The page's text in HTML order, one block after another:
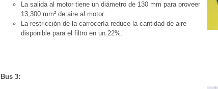
La salida al motor tiene un diámetro de 130 mm para proveer
13,300 mm² de aire al motor.
La restricción de la carrocería reduce la cantidad de aire
disponible para el filtro en un 22%.
Bus 3: